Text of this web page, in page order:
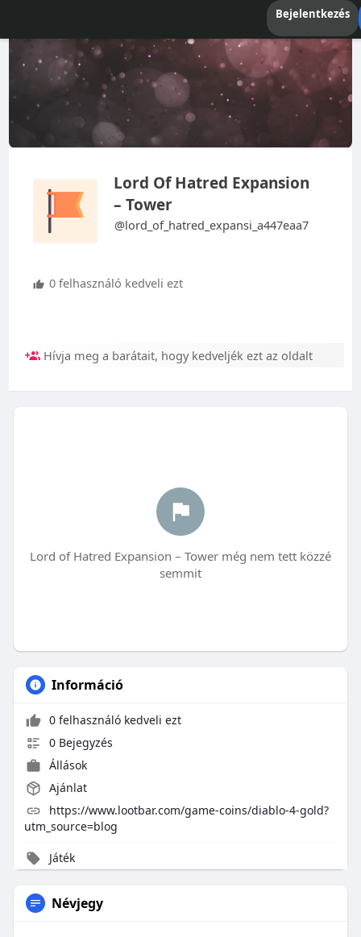
Bejelentkezés
Lord Of Hatred Expansion
– Tower
@lord_of_hatred_expansi_a447eaa7
0 felhasználó kedveli ezt
Hívja meg a barátait, hogy kedveljék ezt az oldalt
Lord of Hatred Expansion – Tower még nem tett közzé
semmit
Információ
0 felhasználó kedveli ezt
0 Bejegyzés
Állások
Ajánlat
https://www.lootbar.com/game-coins/diablo-4-gold?
utm_source=blog
Játék
Névjegy